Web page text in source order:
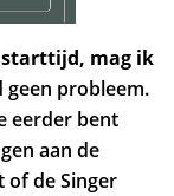
mag ik
geen probleem.
eerder bent
aan de
of de Singer